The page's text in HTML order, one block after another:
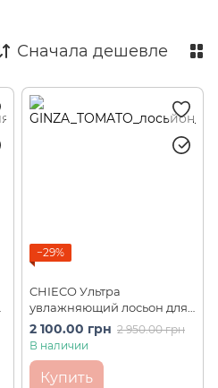
Сначала дешевле
−29%
CHIECO Ультра
увлажняющий лосьон для
лица и декольте с
плацентой розы GINZA
2 100.00 грн 2 950.00 грн
В наличии
Купить